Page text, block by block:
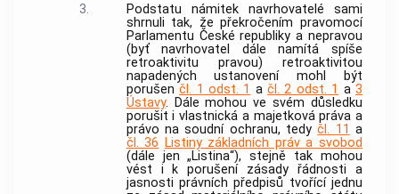
3.
Podstatu námitek navrhovatelé sami
shrnuli tak, že překročením pravomocí
Parlamentu České republiky a nepravou
(byť navrhovatel dále namítá spíše
retroaktivitu pravou) retroaktivitou
napadených ustanovení mohl být
porušenčl. 1 odst. 1 ačl. 2 odst. 1 a3
Ústavy. Dále mohou ve svém důsledku
porušit i vlastnická a majetková práva a
právo na soudní ochranu, tedyčl. 11 a
čl. 36 Listiny základních práv a svobod
(dále jen „Listina“), stejně tak mohou
vést i k porušení zásady řádnosti a
jasnosti právních předpisů tvořící jednu